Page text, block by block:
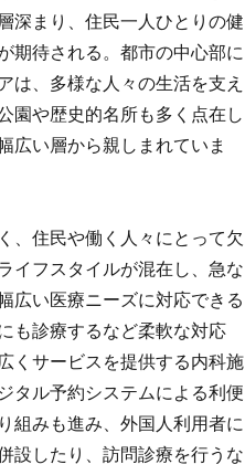
深まり、住民一人ひとりの健
期待される。都市の中心部に
は、多様な人々の生活を支え
園や歴史的名所も多く点在し
広い層から親しまれていま
、住民や働く人々にとって欠
イフスタイルが混在し、急な
広い医療ニーズに対応できる
も診療するなど柔軟な対応
くサービスを提供する内科施
タル予約システムによる利便
組みも進み、外国人利用者に
設したり、訪問診療を行うな